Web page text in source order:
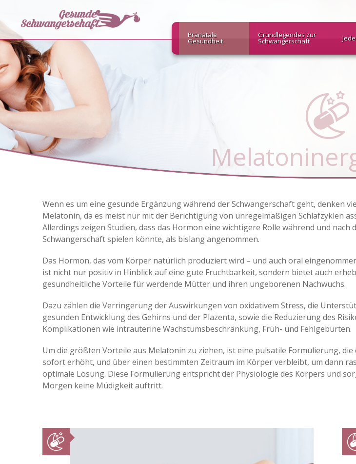
Pränatale
Gesundheit
Grundlegendes zur
Schwangerschaft
Wenn es um eine gesunde Ergänzung während der Schwangerschaft geht, denken
Melatonin, da es meist nur mit der Berichtigung von unregelmäßigen Schlafzyklen
Allerdings zeigen Studien, dass das Hormon eine wichtigere Rolle während und nach
Schwangerschaft spielen könnte, als bislang angenommen.
Das Hormon, das vom Körper natürlich produziert wird – und auch oral
ist nicht nur positiv in Hinblick auf eine gute Fruchtbarkeit, sondern bietet auch
gesundheitliche Vorteile für werdende Mütter und ihren ungeborenen Nachwuchs.
Dazu zählen die Verringerung der Auswirkungen von oxidativem Stress, die
gesunden Entwicklung des Gehirns und der Plazenta, sowie die Reduzierung des
Komplikationen wie intrauterine Wachstumsbeschränkung, Früh- und Fehlgeburten.
Um die größten Vorteile aus Melatonin zu ziehen, ist eine pulsatile Formulierung, die
sofort erhöht, und über einen bestimmten Zeitraum im Körper verbleibt, um dann
optimale Lösung. Diese Formulierung entspricht der Physiologie des Körpers und
Morgen keine Müdigkeit auftritt.